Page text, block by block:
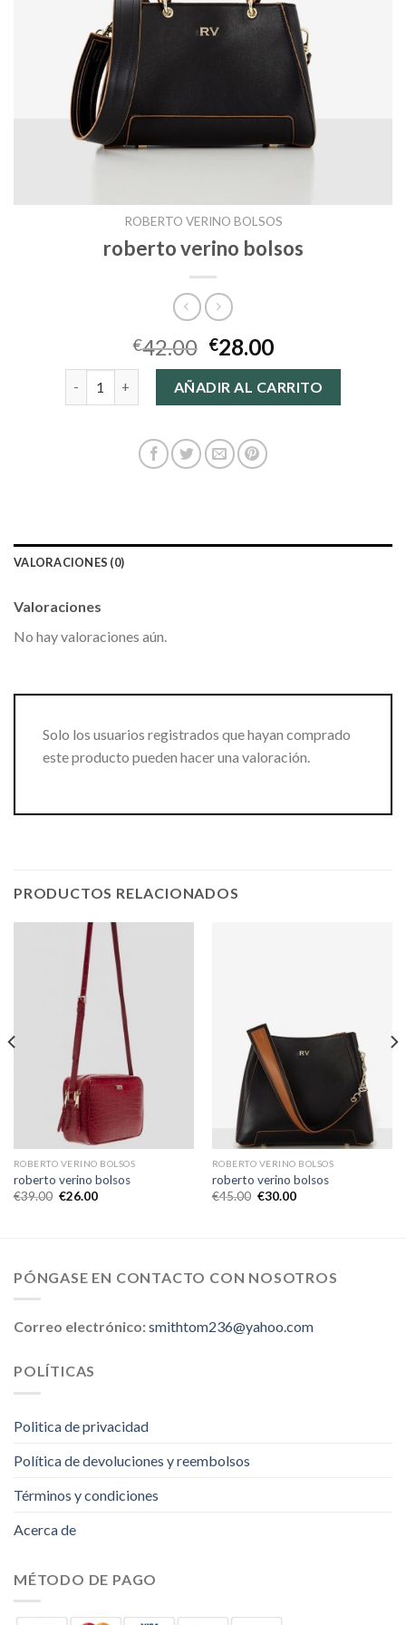
ROBERTO VERINO BOLSOS
roberto verino bolsos
€42.00 €28.00
roberto verino bolsos cantidadAÑADIR AL CARRITO
VALORACIONES (0)
Valoraciones
No hay valoraciones aún.
Solo los usuarios registrados que hayan comprado
este producto pueden hacer una valoración.
PRODUCTOS RELACIONADOS
ROBERTO VERINO BOLSOS
roberto verino bolsos
€39.00 €26.00
ROBERTO VERINO BOLSOS
roberto verino bolsos
€45.00 €30.00
PÓNGASE EN CONTACTO CON NOSOTROS
Correo electrónico:smithtom236@yahoo.com
POLÍTICAS
Politica de privacidad
Política de devoluciones y reembolsos
Términos y condiciones
Acerca de
MÉTODO DE PAGO